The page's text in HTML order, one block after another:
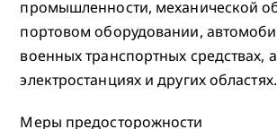
промышленности, механической
портовом оборудовании,
военных транспортных средствах,
электростанциях и других областях.
Меры предосторожности